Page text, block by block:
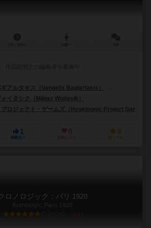
アルタキス（Vangelis Bagiartakis）
イタシク（Miłosz Wojtasik）
ロジェクト・ゲームズ（Hegemonic Project Games）
1
経験あり
0
お気に入り
6
持ってる
ロノロジック：パリ 1920
Kronologic: Paris 1920
6.6